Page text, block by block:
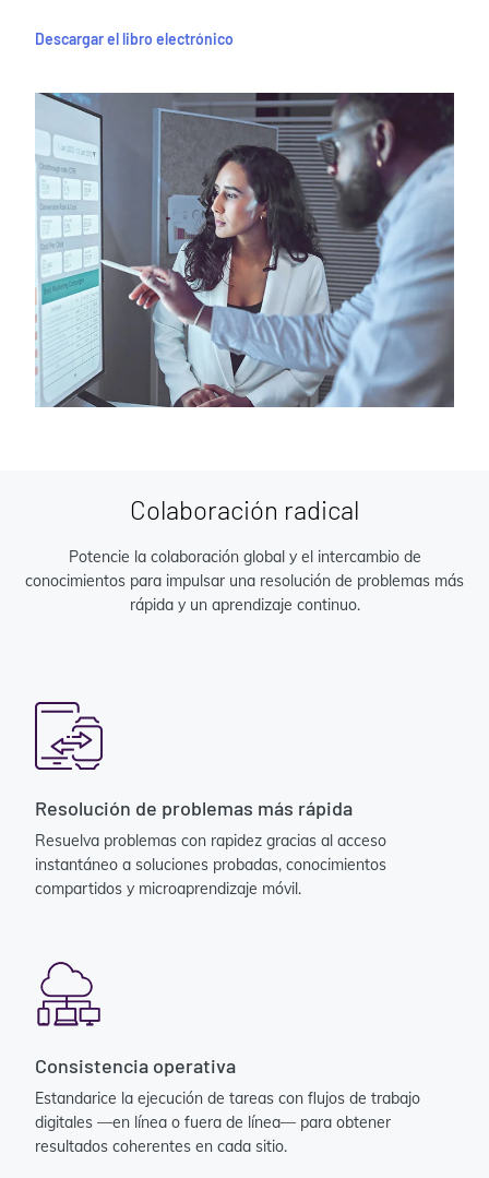
Descargar el libro electrónico
Colaboración radical
Potencie la colaboración global y el intercambio de
conocimientos para impulsar una resolución de problemas más
rápida y un aprendizaje continuo.
Resolución de problemas más rápida
Resuelva problemas con rapidez gracias al acceso
instantáneo a soluciones probadas, conocimientos
compartidos y microaprendizaje móvil.
Consistencia operativa
Estandarice la ejecución de tareas con flujos de trabajo
digitales —en línea o fuera de línea— para obtener
resultados coherentes en cada sitio.